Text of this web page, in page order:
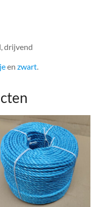
drijvend
enzwart.